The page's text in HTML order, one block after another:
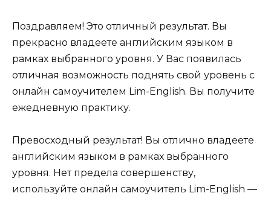
Поздравляем! Это отличный результат. Вы
прекрасно владеете английским языком в
рамках выбранного уровня. У Вас появилась
отличная возможность поднять свой уровень с
онлайн самоучителем Lim-English. Вы получите
ежедневную практику.
Превосходный результат! Вы отлично владеете
английским языком в рамках выбранного
уровня. Нет предела совершенству,
используйте онлайн самоучитель Lim-English —